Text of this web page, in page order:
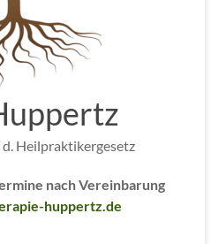
Heilpraktikergesetz
nach Vereinbarung
huppertz.de